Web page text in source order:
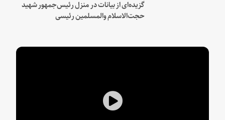
گزیده‌ای از بیانات در منزل رئیس‌جمهور شهید
حجت‌الاسلام والمسلمین رئیسی